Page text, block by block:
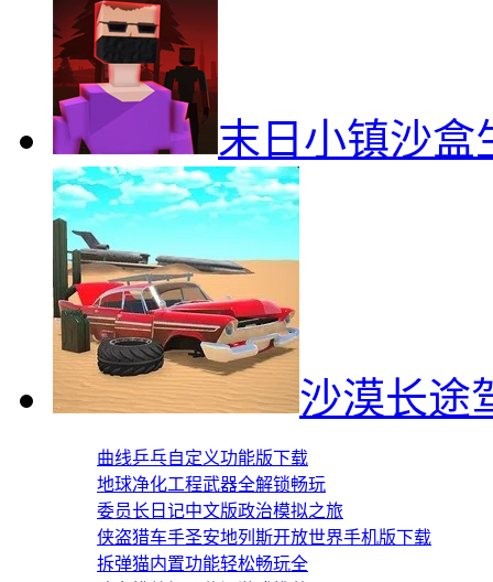
末日小镇沙盒
沙漠长途
曲线乒乓自定义功能版下载
地球净化工程武器全解锁畅玩
委员长日记中文版政治模拟之旅
侠盗猎车手圣安地列斯开放世界手机版下载
拆弹猫内置功能轻松畅玩全